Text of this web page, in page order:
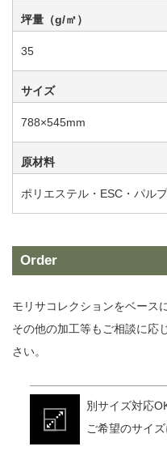
坪量（g/㎡）
35
サイズ
788×545mm
原材料
ポリエステル・ESC・パルプ
Order
モリサコレクションをベース
その他の加工等もご相談に応
さい。
別サイズ対応
ご希望のサイズ